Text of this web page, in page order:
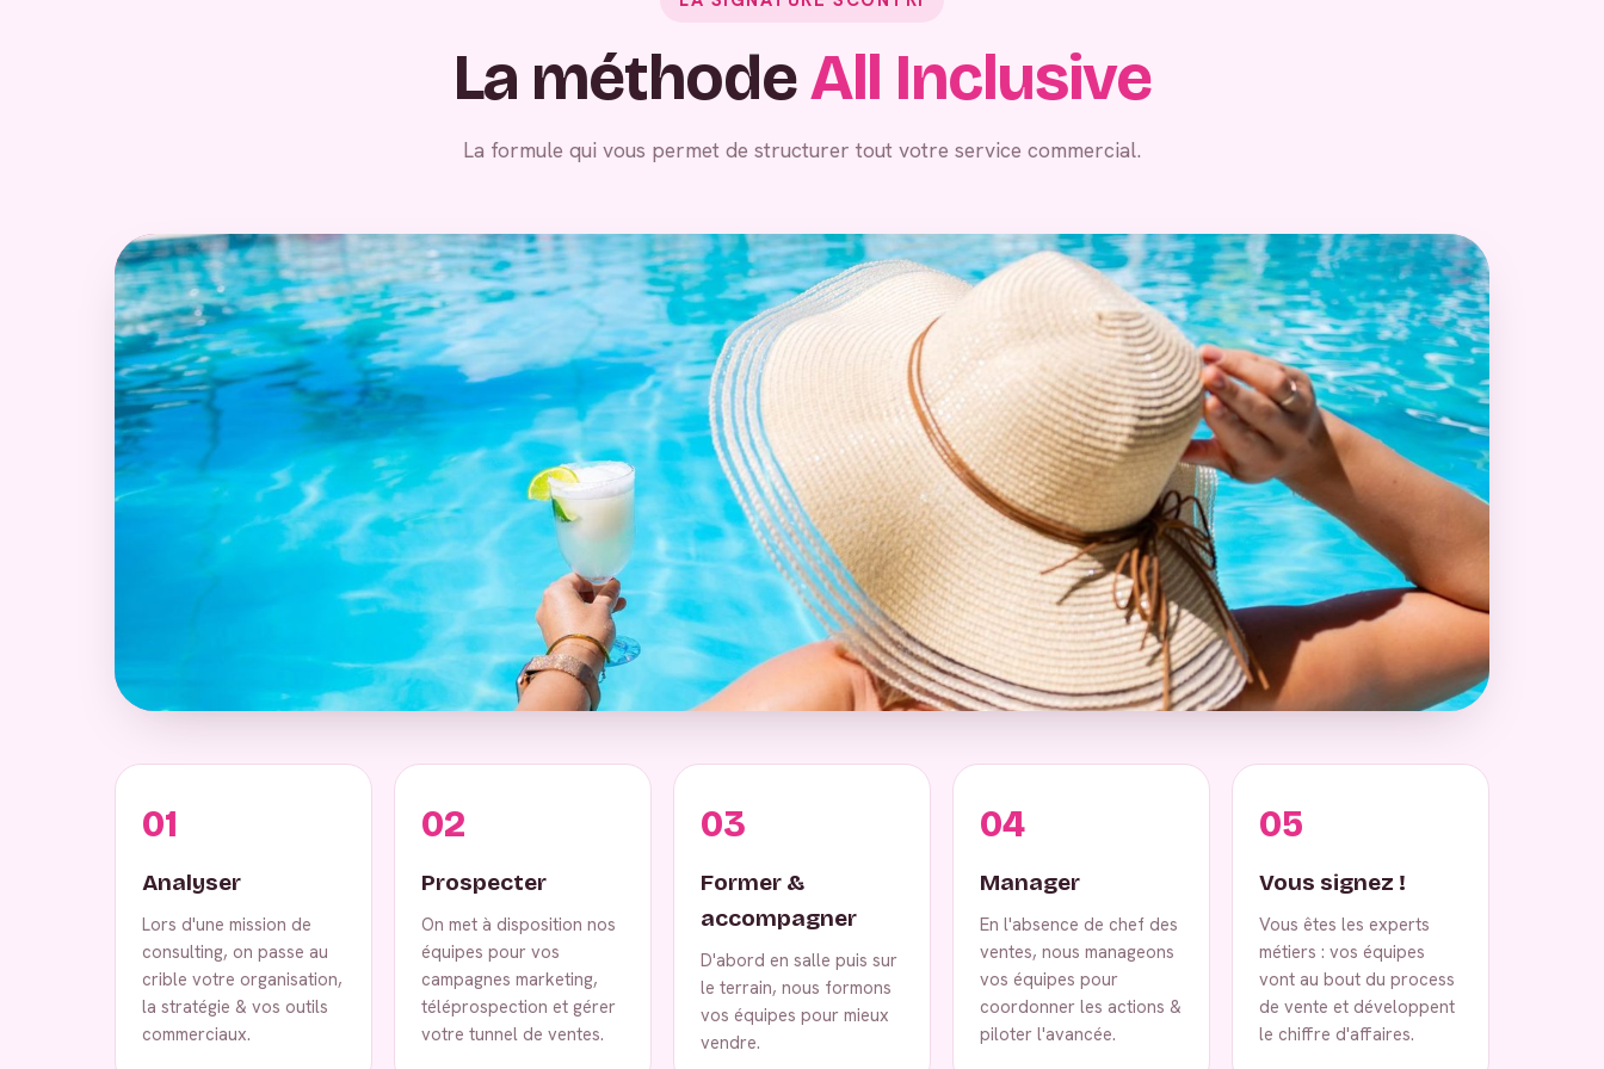
La méthodeAll Inclusive
La formule qui vous permet de structurer tout votre service commercial.
01
Analyser
Lors d'une mission de
consulting, on passe au
crible votre organisation,
la stratégie & vos outils
commerciaux.
02
Prospecter
On met à disposition nos
équipes pour vos
campagnes marketing,
téléprospection et gérer
votre tunnel de ventes.
03
Former &
accompagner
D'abord en salle puis sur
le terrain, nous formons
vos équipes pour mieux
vendre.
04
Manager
En l'absence de chef des
ventes, nous manageons
vos équipes pour
coordonner les actions &
piloter l'avancée.
05
Vous signez !
Vous êtes les experts
métiers : vos équipes
vont au bout du process
de vente et développent
le chiffre d'affaires.